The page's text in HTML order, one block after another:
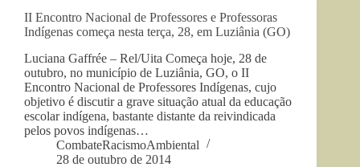
II Encontro Nacional de Professores e Professoras
Indígenas começa nesta terça, 28, em Luziânia (GO)
Luciana Gaffrée – Rel/Uita Começa hoje, 28 de
outubro, no município de Luziânia, GO, o II
Encontro Nacional de Professores Indígenas, cujo
objetivo é discutir a grave situação atual da educação
escolar indígena, bastante distante da reivindicada
pelos povos indígenas…
CombateRacismoAmbiental
28 de outubro de 2014